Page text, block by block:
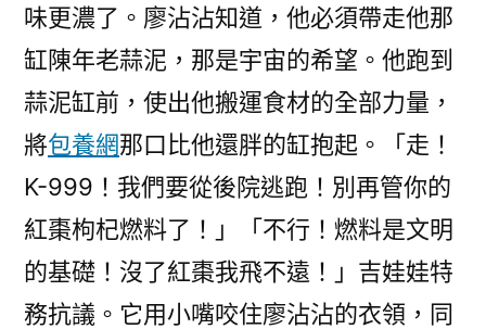
味更濃了。廖沾沾知道，他必須帶走他那
缸陳年老蒜泥，那是宇宙的希望。他跑到
蒜泥缸前，使出他搬運食材的全部力量，
將包養網那口比他還胖的缸抱起。「走！
K-999！我們要從後院逃跑！別再管你的
紅棗枸杞燃料了！」「不行！燃料是文明
的基礎！沒了紅棗我飛不遠！」吉娃娃特
務抗議。它用小嘴咬住廖沾沾的衣領，同